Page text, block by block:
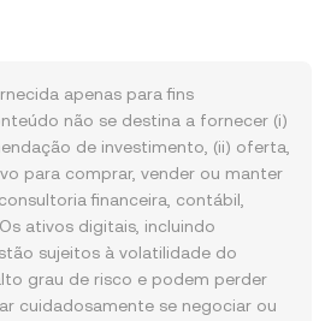
apenas para fins
não se destina a fornecer (i)
de investimento, (ii) oferta,
para comprar, vender ou manter
financeira, contábil,
ativos digitais, incluindo
sujeitos à volatilidade do
grau de risco e podem perder
cuidadosamente se negociar ou